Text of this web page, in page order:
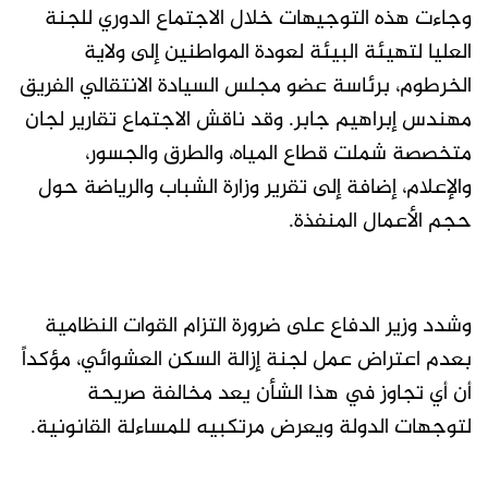
وجاءت هذه التوجيهات خلال الاجتماع الدوري للجنة
العليا لتهيئة البيئة لعودة المواطنين إلى ولاية
الخرطوم، برئاسة عضو مجلس السيادة الانتقالي الفريق
مهندس إبراهيم جابر. وقد ناقش الاجتماع تقارير لجان
متخصصة شملت قطاع المياه، والطرق والجسور،
والإعلام، إضافة إلى تقرير وزارة الشباب والرياضة حول
حجم الأعمال المنفذة.
وشدد وزير الدفاع على ضرورة التزام القوات النظامية
بعدم اعتراض عمل لجنة إزالة السكن العشوائي، مؤكداً
أن أي تجاوز في هذا الشأن يعد مخالفة صريحة
لتوجهات الدولة ويعرض مرتكبيه للمساءلة القانونية.